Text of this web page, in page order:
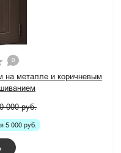
0
на металле и коричневым
000 руб.
5 000 руб.